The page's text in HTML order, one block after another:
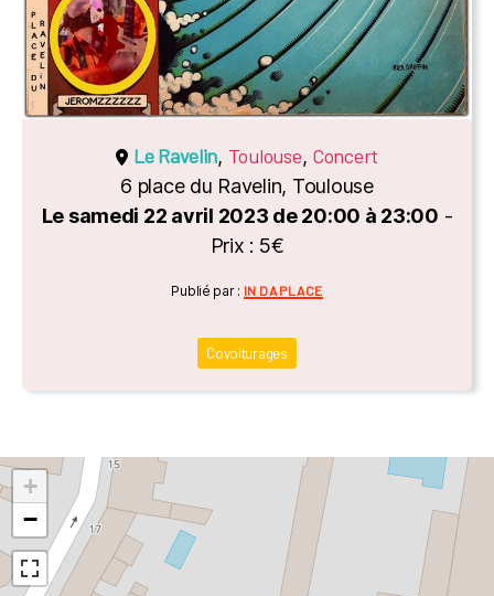
Le Ravelin, Toulouse, Concert
6 place du Ravelin, Toulouse
Le samedi 22 avril 2023 de 20:00 à 23:00 -
Prix : 5€
Catégories
Publié par : IN DA PLACE
Covoiturages
+
−